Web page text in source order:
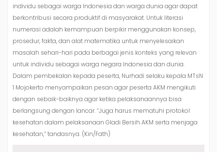
individu sebagai warga Indonesia dan warga dunia agar dapat
berkontribusi secara produktif di masyarakat. Untuk literasi
numerasi adalah kemampuan berpikir menggunakan konsep,
prosedur, fakta, dan alat matematika untuk menyelesaikan
masalah sehari-hari pada berbagai jenis konteks yang relevan
untuk individu sebagai warga negara Indonesia dan dunia.
Dalam pembekalan kepada peserta, Nurhadi selaku kepala MTsN
1 Mojokerto menyampaikan pesan agar peserta AKM mengikuti
dengan sebaik-baiknya agar ketika pelaksanaannya bisa
berlangsung dengan lancar. “Juga harus mematuhi protokol
kesehatan dalam pelaksanaan Gladi Bersih AKM serta menjaga
kesehatan,” tandasnya. (Kin/Fath)